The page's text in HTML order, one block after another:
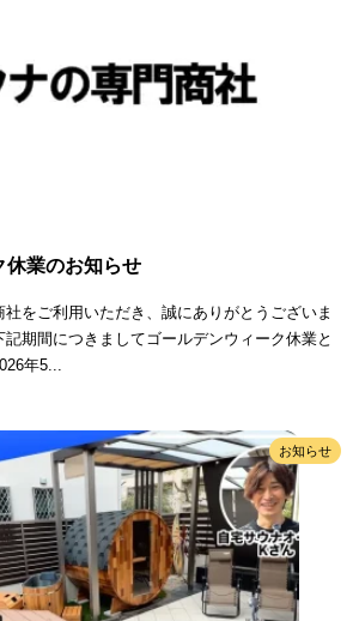
休業のお知らせ
をご利用いただき、誠にありがとうございま
期間につきましてゴールデンウィーク休業と
年5...
お知らせ